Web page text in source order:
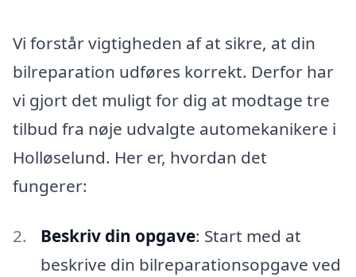
Vi forstår vigtigheden af at sikre, at din
bilreparation udføres korrekt. Derfor har
vi gjort det muligt for dig at modtage tre
tilbud fra nøje udvalgte automekanikere i
Holløselund. Her er, hvordan det
fungerer:
Beskriv din opgave: Start med at
beskrive din bilreparationsopgave ved